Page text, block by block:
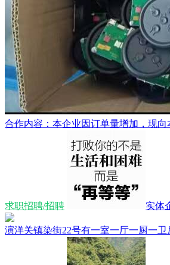
合作内容：本企业因订单量增加，现
求职招聘/招聘 实体
演洋关镇染街22号有一室一厅一厨一